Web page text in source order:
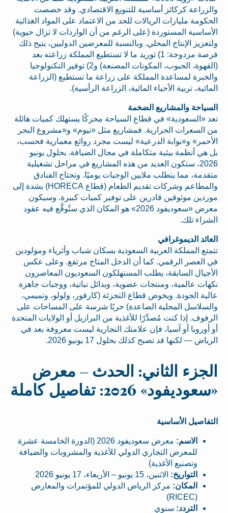
والزراعة كركائز أساسية للتنويع الاقتصادي. وقد خصصت
الحكومة مليارات الريالات للحد من الاعتماد على المواد الغذائية
الأساسية المستوردة (على الرغم من أن الواردات لا تزال حيوية)
ولتعزيز الإنتاج المحلي. وبالنسبة للمعرضين الدوليين، يتيح ذلك
فرصة مزدوجة: 1) توريد ما لا تستطيع المملكة زراعته بعد
(القهوة، الحبوب، المكونات المصنعة) و2) توفير التكنولوجيا
والخبرة لمساعدة المملكة على زراعة ما تستطيع (الزراعة
المائية، تربية الأحياء المائية، الزراعة الرأسية).
السياحة والمشاريع الضخمة
تعد «السعودية» في قطاع السياحة محركًا يستهلك كميات هائلة
من السعرات الحرارية. فمشاريع مثل «نيوم» و«مشروع البحر
الأحمر» و«بوابة الدرعية» ليست مجرد روائع معمارية فحسب،
بل هي أنظمة بيئية متكاملة في مجال الضيافة. بحلول يونيو
2026، ستكون العديد من هذه المشاريع في مراحل تشغيلية
متقدمة، مما يتطلب ملايين الوجبات يوميًا. وتحتاج الفنادق
والمطاعم وشركات تقديم الطعام (قطاع HORECA) بشدة إلى
موردين موثوقين قادرين على توفير كميات كبيرة. وسيكون
معرض «سعوديفود 2026» هو المكان الذي ستُوقَّع فيه عقود
الشراء تلك.
العائد الديموغرافي
تتمتع المملكة العربية السعودية بسكان شباب وأثرياء ومولودين
في العصر الرقمي. كما أن الدخل المتاح مرتفع. وعلى عكس
الأجيال السابقة، يطلب المستهلكون السعوديون المعاصرون
نكهات عالمية، ومنتجات عضوية، وبدائل نباتية، ووجبات جاهزة
عالية الجودة. ويخوض قطاع التجزئة (كارفور، ولولو، وتميمي،
والسلاسل المحلية الصاعدة) حربًا شرسة على المساحات على
الرفوف. إذا كنت مُصدِّرًا للأغذية من البرازيل أو الولايات المتحدة
أو أوروبا أو آسيا، فإن علامتك التجارية ليست معروفة بعد في
الرياض — لكنها قد تصبح كذلك بحلول 17 يونيو 2026.
الجزء الثاني: الحدث – معرض
«سعوديفود» 2026: تفاصيل كاملة
التفاصيل الأساسية
الاسم:
معرض سعوديفود 2026 (الدورة الخامسة عشرة
للمعرض التجاري الدولي للأغذية والمشروبات والضيافة
وتصنيع الأغذية)
التواريخ: الاثنين، 15 يونيو – الأربعاء، 17 يونيو 2026
المكان: مركز الرياض الدولي للمؤتمرات والمعارض
(RICEC)
التردد: سنوي